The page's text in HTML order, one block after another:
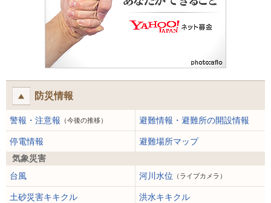
防災情報
警報・注意報 （今後の推移） 避難情報・避難所の開設情報
停電情報
避難場所マップ
気象災害
台風
河川水位 （ライブカメラ）
土砂災害キキクル
洪水キキクル